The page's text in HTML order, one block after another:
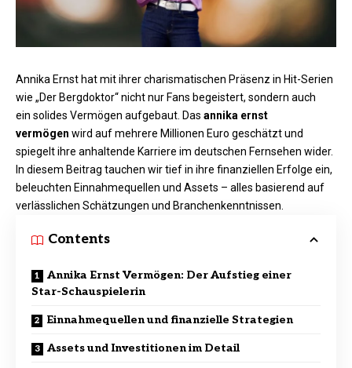
Annika Ernst hat mit ihrer charismatischen Präsenz in Hit-Serien
wie „Der Bergdoktor“ nicht nur Fans begeistert, sondern auch
ein solides Vermögen aufgebaut. Das annika ernst
vermögen wird auf mehrere Millionen Euro geschätzt und
spiegelt ihre anhaltende Karriere im deutschen Fernsehen wider.
In diesem Beitrag tauchen wir tief in ihre finanziellen Erfolge ein,
beleuchten Einnahmequellen und Assets – alles basierend auf
verlässlichen Schätzungen und Branchenkenntnissen.
Contents
Annika Ernst Vermögen: Der Aufstieg einer
Star-Schauspielerin
Einnahmequellen und finanzielle Strategien
Assets und Investitionen im Detail